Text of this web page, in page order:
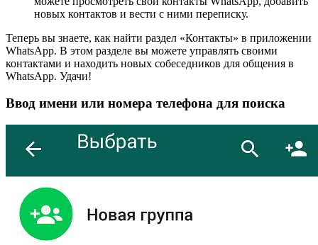
новых контактов и вести с ними переписку.
Теперь вы знаете, как найти раздел «Контакты» в приложении
WhatsApp. В этом разделе вы можете управлять своими
контактами и находить новых собеседников для общения в
WhatsApp. Удачи!
Ввод имени или номера телефона для поиска